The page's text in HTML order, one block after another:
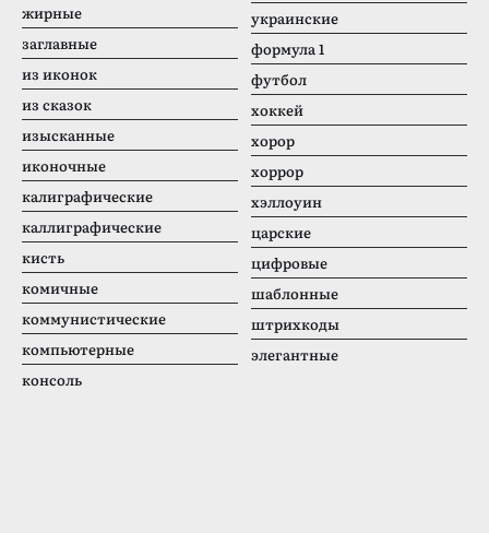
жирные
заглавные
из иконок
из сказок
изысканные
иконочные
калиграфические
каллиграфические
кисть
комичные
коммунистические
компьютерные
консоль
украинские
формула 1
футбол
хоккей
хорор
хоррор
хэллоуин
царские
цифровые
шаблонные
штрихкоды
элегантные